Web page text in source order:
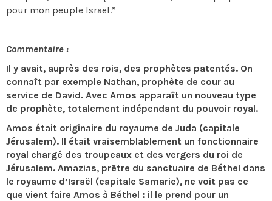
pour mon peuple Israël.”
Commentaire :
Il y avait, auprès des rois, des prophètes patentés. On
connaît par exemple Nathan, prophète de cour au
service de David. Avec Amos apparaît un nouveau type
de prophète, totalement indépendant du pouvoir royal.
Amos était originaire du royaume de Juda (capitale
Jérusalem). Il était vraisemblablement un fonctionnaire
royal chargé des troupeaux et des vergers du roi de
Jérusalem. Amazias, prêtre du sanctuaire de Béthel dans
le royaume d’Israël (capitale Samarie), ne voit pas ce
que vient faire Amos à Béthel : il le prend pour un